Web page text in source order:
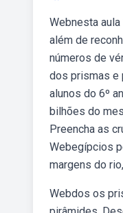
Webnesta
além de
números de
dos prismas e
alunos do 6º
bilhões do
Preencha as
Webegípcios
margens do
Webdos os